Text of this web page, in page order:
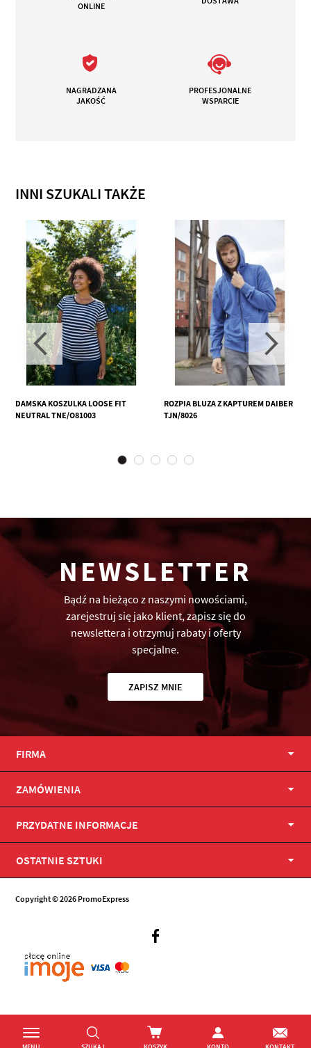
ONLINE
NAGRADZANA
JAKOŚĆ
PROFESJONALNE
WSPARCIE
INNI SZUKALI TAKŻE
DAMSKA KOSZULKA LOOSE FIT
NEUTRAL TNE/O81003
ROZPIA BLUZA Z KAPTUREM DAIBER
TJN/8026
NEWSLETTER
Bądź na bieżąco z naszymi nowościami,
zarejestruj się jako klient, zapisz się do
newslettera i otrzymuj rabaty i oferty
specjalne.
ZAPISZ MNIE
FIRMA
ZAMÓWIENIA
PRZYDATNE INFORMACJE
OSTATNIE SZTUKI
Copyright © 2026 PromoExpress